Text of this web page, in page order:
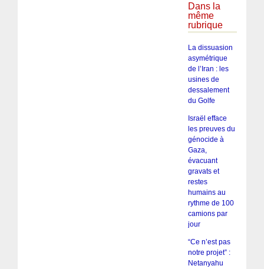
Dans la
même
rubrique
La dissuasion
asymétrique
de l’Iran : les
usines de
dessalement
du Golfe
Israël efface
les preuves du
génocide à
Gaza,
évacuant
gravats et
restes
humains au
rythme de 100
camions par
jour
“Ce n’est pas
notre projet” :
Netanyahu